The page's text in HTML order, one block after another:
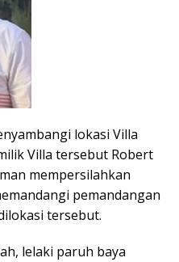
lokasi Villa
Villa tersebut Robert
mempersilahkan
pemandangan
tersebut.
lelaki paruh baya